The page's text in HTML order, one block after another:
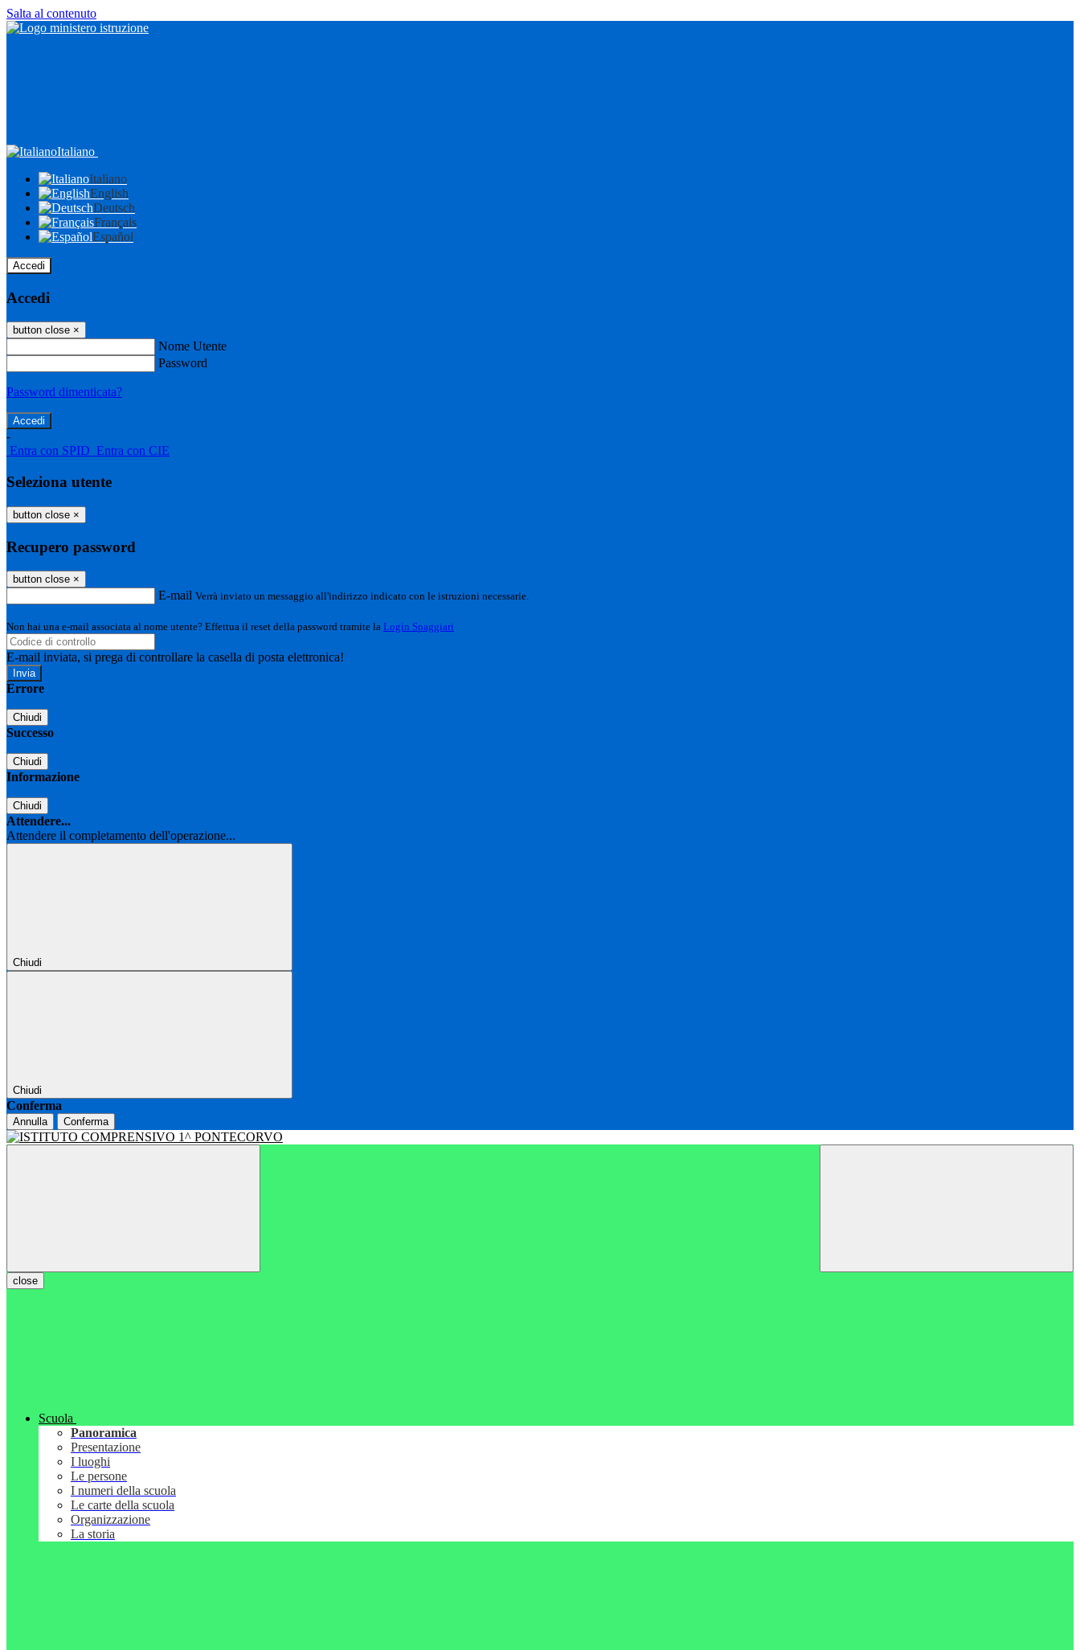
Salta al contenuto
Italiano
Italiano
English
Deutsch
Français
Español
Accedi
Accedi
button close ×
Nome Utente
Password
Password dimenticata?
-
Entra con SPID Entra con CIE
Seleziona utente
button close ×
Recupero password
button close ×
E-mail Verrà inviato un messaggio all'indirizzo indicato con le istruzioni necessarie.
Non hai una e-mail associata al nome utente? Effettua il reset della password tramite la Login Spaggiari
E-mail inviata, si prega di controllare la casella di posta elettronica!
Errore
Chiudi
Successo
Chiudi
Informazione
Chiudi
Attendere...
Attendere il completamento dell'operazione...
Chiudi
Chiudi
Conferma
Annulla Conferma
close
Scuola
Panoramica
Presentazione
I luoghi
Le persone
I numeri della scuola
Le carte della scuola
Organizzazione
La storia